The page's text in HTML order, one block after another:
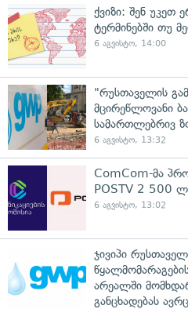
ქვიზი: შენ უკეთ
ტერმინებში თუ
6 აგვისტო, 14:00
"რუსთაველის
მცირეწლოვანი
სამართლებრივ
6 აგვისტო, 13:32
ComCom-მა
POSTV 2 500
6 აგვისტო, 13:02
ჯივიპი
არეალში
განცხადებას